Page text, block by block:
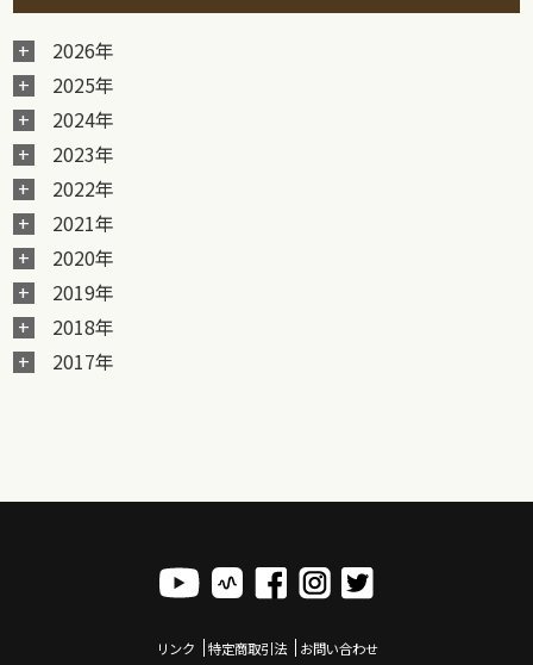
2026年
2025年
2024年
2023年
2022年
2021年
2020年
2019年
2018年
2017年
リンク 特定商取引法 お問い合わせ